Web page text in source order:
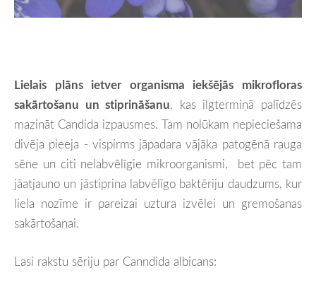
Lielais plāns ietver organisma iekšējās mikrofloras
sakārtošanu un stiprināšanu, kas ilgtermiņā palīdzēs
mazināt Candida izpausmes. Tam nolūkam nepieciešama
divēja pieeja - vispirms jāpadara vājāka patogēnā rauga
sēne un citi nelabvēlīgie mikroorganismi, bet pēc tam
jāatjauno un jāstiprina labvēlīgo baktēriju daudzums, kur
liela nozīme ir pareizai uztura izvēlei un gremošanas
sakārtošanai.
Lasi rakstu sēriju par Canndida albicans: